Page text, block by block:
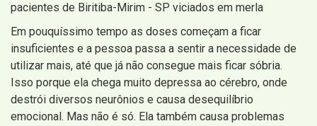
pacientes de Biritiba-Mirim - SP viciados em merla
Em pouquíssimo tempo as doses começam a ficar
insuficientes e a pessoa passa a sentir a necessidade de
utilizar mais, até que já não consegue mais ficar sóbria.
Isso porque ela chega muito depressa ao cérebro, onde
destrói diversos neurônios e causa desequilíbrio
emocional. Mas não é só. Ela também causa problemas